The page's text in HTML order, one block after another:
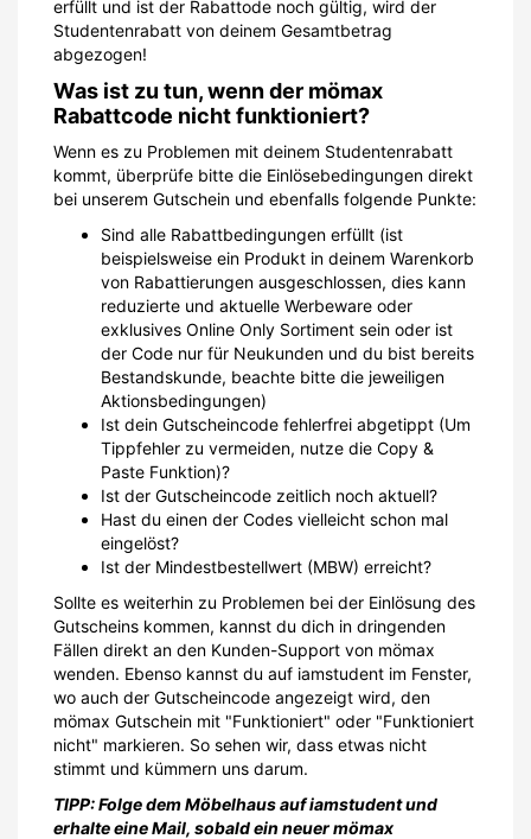
erfüllt und ist der Rabattode noch gültig, wird der
Studentenrabatt von deinem Gesamtbetrag
abgezogen!
Was ist zu tun, wenn der mömax
Rabattcode nicht funktioniert?
Wenn es zu Problemen mit deinem Studentenrabatt
kommt, überprüfe bitte die Einlösebedingungen direkt
bei unserem Gutschein und ebenfalls folgende Punkte:
Sind alle Rabattbedingungen erfüllt (ist
beispielsweise ein Produkt in deinem Warenkorb
von Rabattierungen ausgeschlossen, dies kann
reduzierte und aktuelle Werbeware oder
exklusives Online Only Sortiment sein oder ist
der Code nur für Neukunden und du bist bereits
Bestandskunde, beachte bitte die jeweiligen
Aktionsbedingungen)
Ist dein Gutscheincode fehlerfrei abgetippt (Um
Tippfehler zu vermeiden, nutze die Copy &
Paste Funktion)?
Ist der Gutscheincode zeitlich noch aktuell?
Hast du einen der Codes vielleicht schon mal
eingelöst?
Ist der Mindestbestellwert (MBW) erreicht?
Sollte es weiterhin zu Problemen bei der Einlösung des
Gutscheins kommen, kannst du dich in dringenden
Fällen direkt an den Kunden-Support von mömax
wenden. Ebenso kannst du auf iamstudent im Fenster,
wo auch der Gutscheincode angezeigt wird, den
mömax Gutschein mit "Funktioniert" oder "Funktioniert
nicht" markieren. So sehen wir, dass etwas nicht
stimmt und kümmern uns darum.
TIPP: Folge dem Möbelhaus auf iamstudent und
erhalte eine Mail, sobald ein neuer mömax